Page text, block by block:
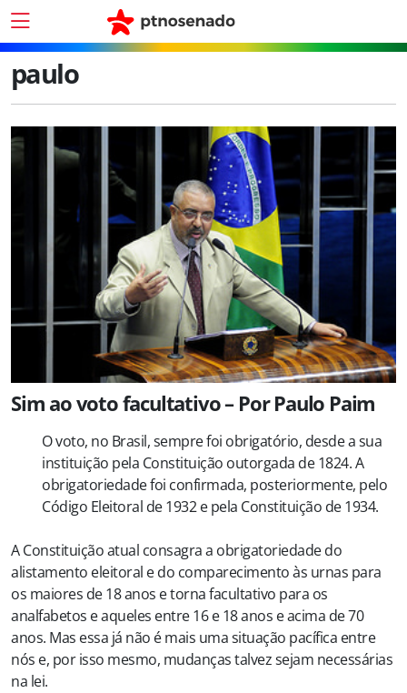
paulo
Sim ao voto facultativo – Por Paulo Paim
O voto, no Brasil, sempre foi obrigatório, desde a sua
instituição pela Constituição outorgada de 1824. A
obrigatoriedade foi confirmada, posteriormente, pelo
Código Eleitoral de 1932 e pela Constituição de 1934.
A Constituição atual consagra a obrigatoriedade do
alistamento eleitoral e do comparecimento às urnas para
os maiores de 18 anos e torna facultativo para os
analfabetos e aqueles entre 16 e 18 anos e acima de 70
anos. Mas essa já não é mais uma situação pacífica entre
nós e, por isso mesmo, mudanças talvez sejam necessárias
na lei.